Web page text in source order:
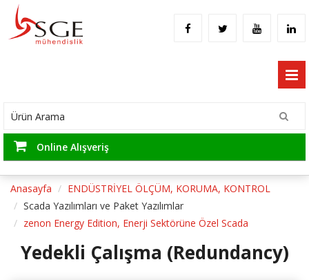
Online Alışveriş
Anasayfa
ENDÜSTRİYEL ÖLÇÜM, KORUMA, KONTROL
Scada Yazılımları ve Paket Yazılımlar
zenon Energy Edition, Enerji Sektörüne Özel Scada
Yedekli Çalışma (Redundancy)